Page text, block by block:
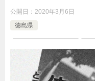
公開日： 2020年3月6日
徳島県